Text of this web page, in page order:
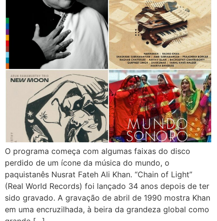
O programa começa com algumas faixas do disco
perdido de um ícone da música do mundo, o
paquistanês Nusrat Fateh Ali Khan. “Chain of Light”
(Real World Records) foi lançado 34 anos depois de ter
sido gravado. A gravação de abril de 1990 mostra Khan
em uma encruzilhada, à beira da grandeza global como